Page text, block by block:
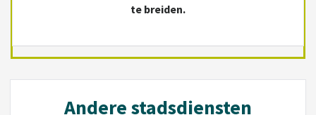
te breiden.
Andere stadsdiensten